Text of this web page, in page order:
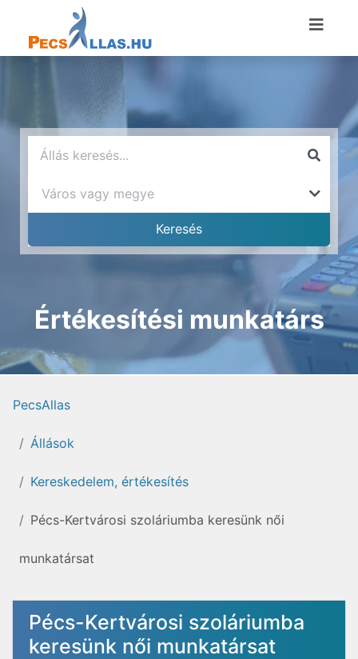
Értékesítési munkatárs
PecsAllas
Állások
Kereskedelem, értékesítés
Pécs-Kertvárosi szoláriumba keresünk női
munkatársat
Pécs-Kertvárosi szoláriumba
keresünk női munkatársat